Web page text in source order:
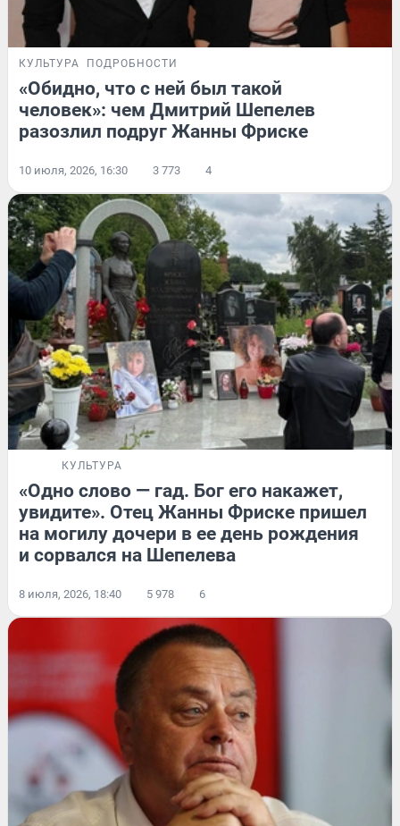
КУЛЬТУРА ПОДРОБНОСТИ
«Обидно, что с ней был такой
человек»: чем Дмитрий Шепелев
разозлил подруг Жанны Фриске
10 июля, 2026, 16:30 3 773 4
КУЛЬТУРА
«Одно слово — гад. Бог его накажет,
увидите». Отец Жанны Фриске пришел
на могилу дочери в ее день рождения
и сорвался на Шепелева
8 июля, 2026, 18:40 5 978 6